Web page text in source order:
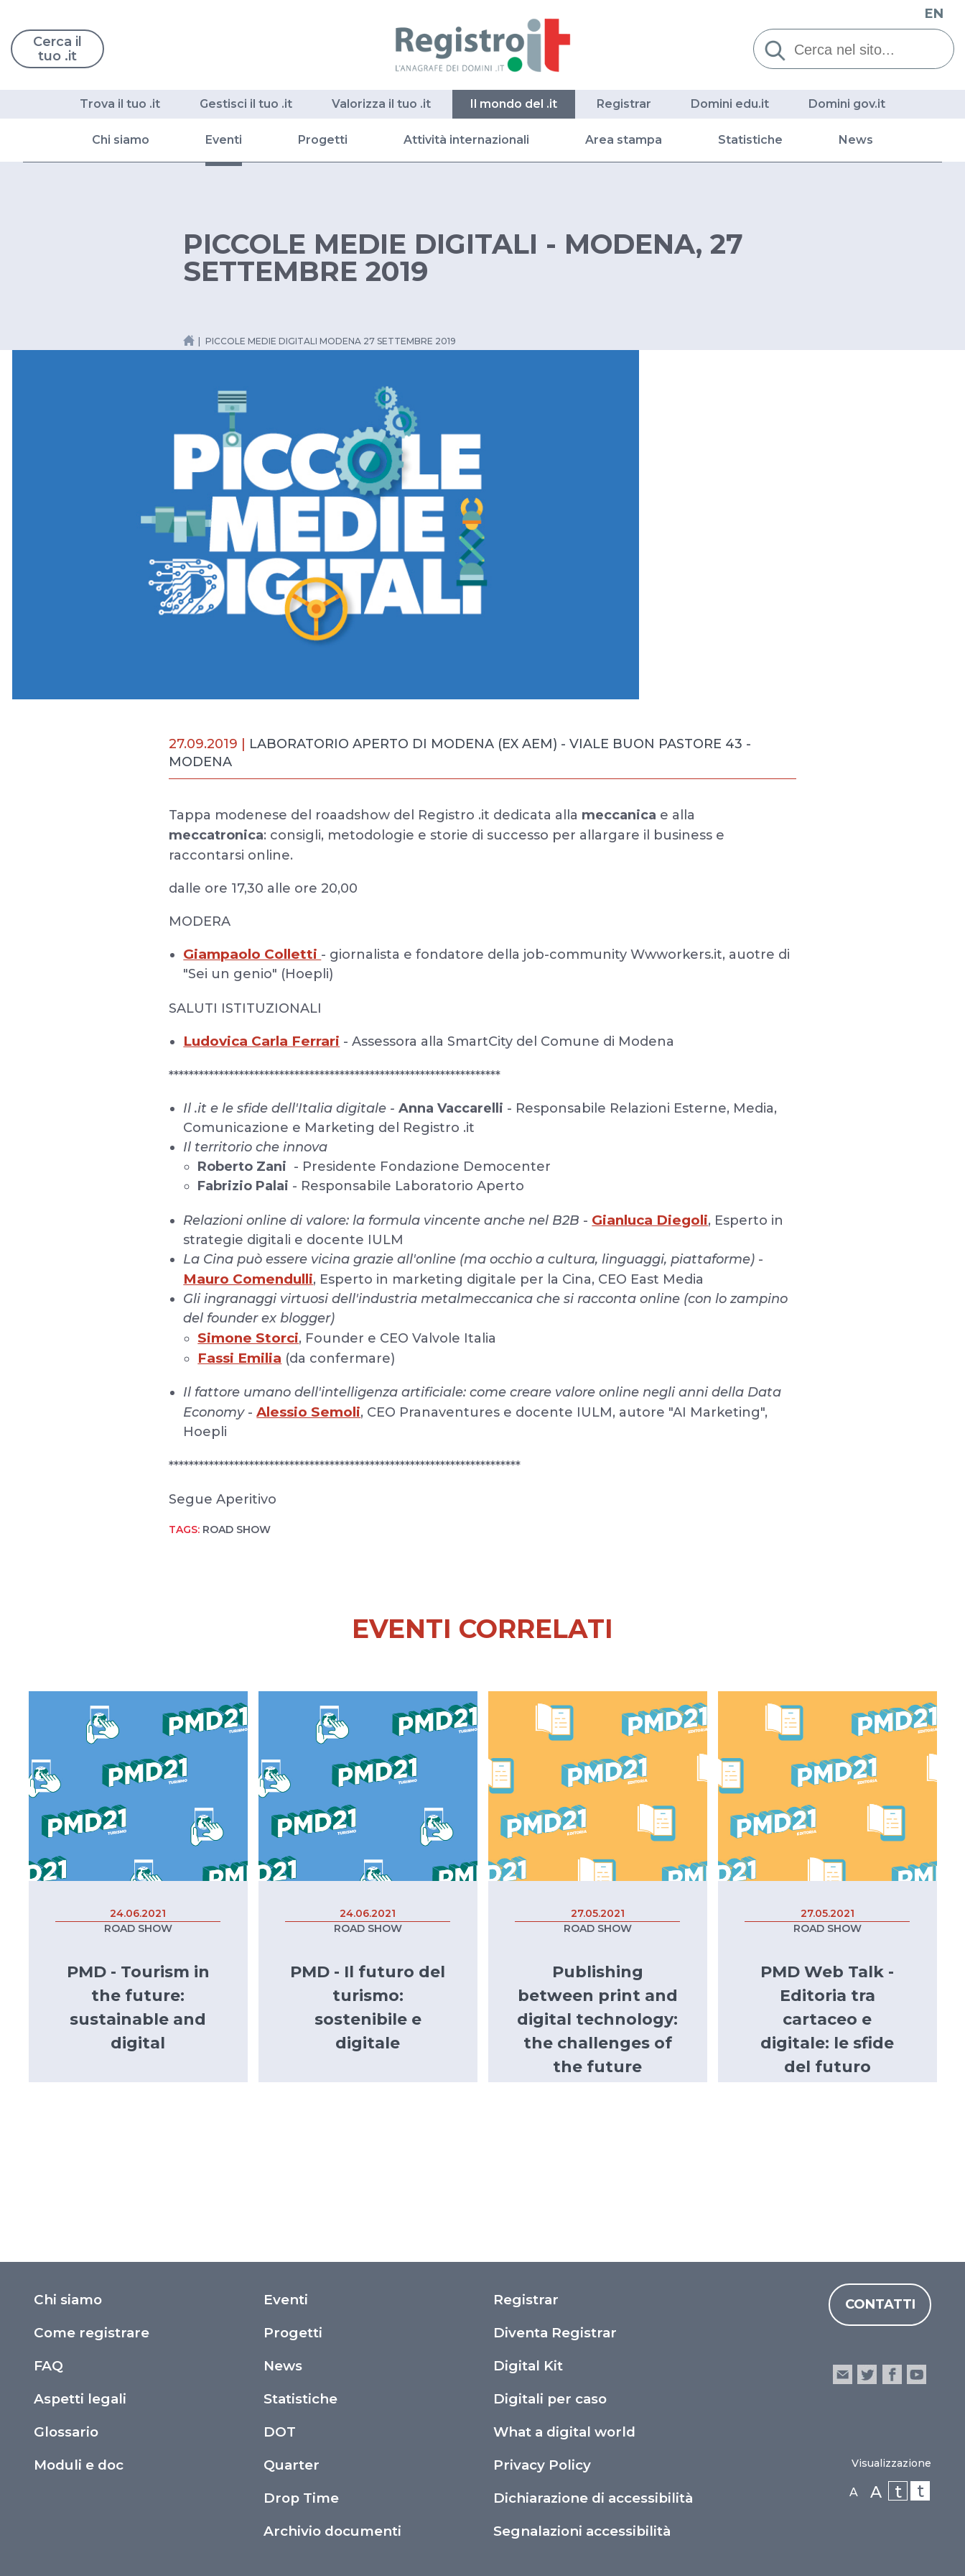
Cerca il
tuo .it
Cerca:
EN
Trova il tuo .it Gestisci il tuo .it Valorizza il tuo .it Il mondo del .it Registrar Domini edu.it Domini gov.it
Chi siamo Eventi Progetti Attività internazionali Area stampa Statistiche News
PICCOLE MEDIE DIGITALI - MODENA, 27
SETTEMBRE 2019
PICCOLE MEDIE DIGITALI MODENA 27 SETTEMBRE 2019
27.09.2019 |
LABORATORIO APERTO DI MODENA (EX AEM) - VIALE BUON PASTORE 43 -
MODENA
Tappa modenese del roaadshow del Registro .it dedicata alla meccanica e alla
meccatronica: consigli, metodologie e storie di successo per allargare il business e
raccontarsi online.
dalle ore 17,30 alle ore 20,00
MODERA
Giampaolo Colletti - giornalista e fondatore della job-community Wwworkers.it, auotre di
"Sei un genio" (Hoepli)
SALUTI ISTITUZIONALI
Ludovica Carla Ferrari - Assessora alla SmartCity del Comune di Modena
******************************************************************
Il .it e le sfide dell'Italia digitale - Anna Vaccarelli - Responsabile Relazioni Esterne, Media,
Comunicazione e Marketing del Registro .it
Il territorio che innova
Roberto Zani - Presidente Fondazione Democenter
Fabrizio Palai - Responsabile Laboratorio Aperto
Relazioni online di valore: la formula vincente anche nel B2B - Gianluca Diegoli, Esperto in
strategie digitali e docente IULM
La Cina può essere vicina grazie all'online (ma occhio a cultura, linguaggi, piattaforme) -
Mauro Comendulli, Esperto in marketing digitale per la Cina, CEO East Media
Gli ingranaggi virtuosi dell'industria metalmeccanica che si racconta online (con lo zampino
del founder ex blogger)
Simone Storci, Founder e CEO Valvole Italia
Fassi Emilia (da confermare)
Il fattore umano dell'intelligenza artificiale: come creare valore online negli anni della Data
Economy -Alessio Semoli, CEO Pranaventures e docente IULM, autore "AI Marketing",
Hoepli
**********************************************************************
Segue Aperitivo
TAGS: ROAD SHOW
EVENTI CORRELATI
24.06.2021
ROAD SHOW
PMD - Tourism in
the future:
sustainable and
digital
24.06.2021
ROAD SHOW
PMD - Il futuro del
turismo:
sostenibile e
digitale
27.05.2021
ROAD SHOW
Publishing
between print and
digital technology:
the challenges of
the future
27.05.2021
ROAD SHOW
PMD Web Talk -
Editoria tra
cartaceo e
digitale: le sfide
del futuro
Chi siamo
Come registrare
FAQ
Aspetti legali
Glossario
Moduli e doc
Eventi
Progetti
News
Statistiche
DOT
Quarter
Drop Time
Archivio documenti
Registrar
Diventa Registrar
Digital Kit
Digitali per caso
What a digital world
Privacy Policy
Dichiarazione di accessibilità
Segnalazioni accessibilità
CONTATTI
Visualizzazione
A A t t